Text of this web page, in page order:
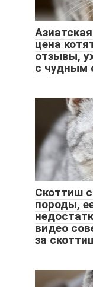
цена
отзывы,
с чудным
Скоттиш
породы,
видео
за